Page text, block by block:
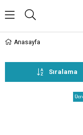
Anasayfa
Sıralama